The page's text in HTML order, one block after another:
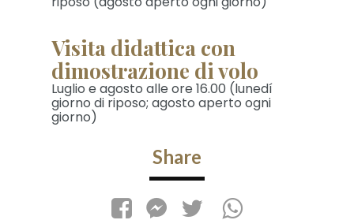
Visita didattica con
dimostrazione di volo
Luglio e agosto alle ore 16.00 (lunedí
giorno di riposo; agosto aperto ogni
giorno)
Share